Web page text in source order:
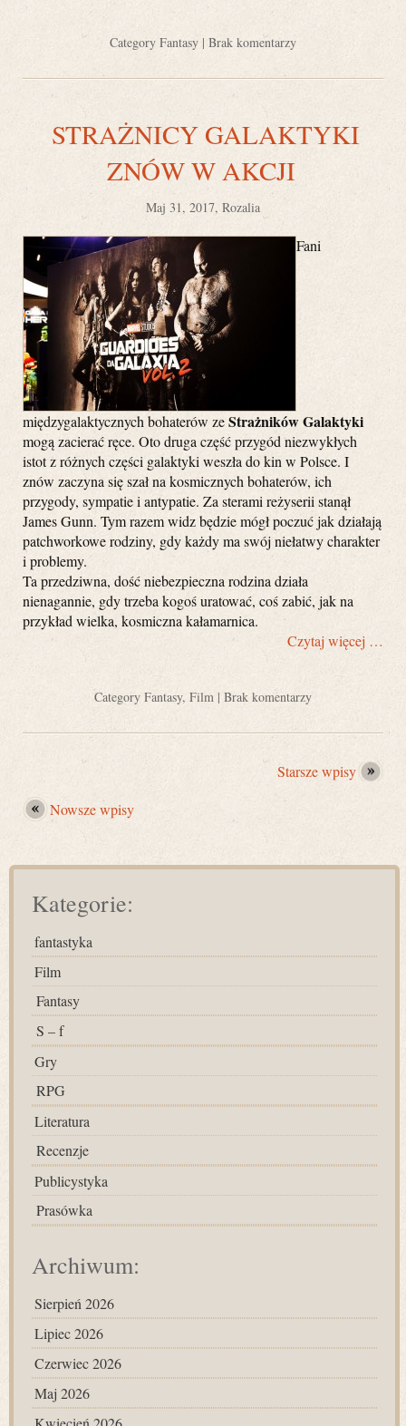
Category Fantasy | Brak komentarzy
STRAŻNICY GALAKTYKI
ZNÓW W AKCJI
Maj 31, 2017, Rozalia
Fani
międzygalaktycznych bohaterów zeStrażników Galaktyki
mogą zacierać ręce. Oto druga część przygód niezwykłych
istot z różnych części galaktyki weszła do kin w Polsce. I
znów zaczyna się szał na kosmicznych bohaterów, ich
przygody, sympatie i antypatie. Za sterami reżyserii stanął
James Gunn. Tym razem widz będzie mógł poczuć jak działają
patchworkowe rodziny, gdy każdy ma swój niełatwy charakter
i problemy.
Ta przedziwna, dość niebezpieczna rodzina działa
nienagannie, gdy trzeba kogoś uratować, coś zabić, jak na
przykład wielka, kosmiczna kałamarnica.
Czytaj więcej …
Category Fantasy, Film | Brak komentarzy
Starsze wpisy
Nowsze wpisy
Kategorie:
fantastyka
Film
Fantasy
S – f
Gry
RPG
Literatura
Recenzje
Publicystyka
Prasówka
Archiwum:
Sierpień 2026
Lipiec 2026
Czerwiec 2026
Maj 2026